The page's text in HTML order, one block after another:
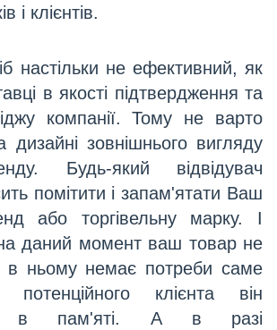
і клієнтів.
настільки не ефективний, як
в якості підтвердження та
компанії. Тому не варто
дизайні зовнішнього вигляду
Будь-який відвідувач
помітити і запам'ятати Ваш
або торгівельну марку. І
даний момент ваш товар не
в ньому немає потреби саме
потенційного клієнта він
в пам'яті. А в разі